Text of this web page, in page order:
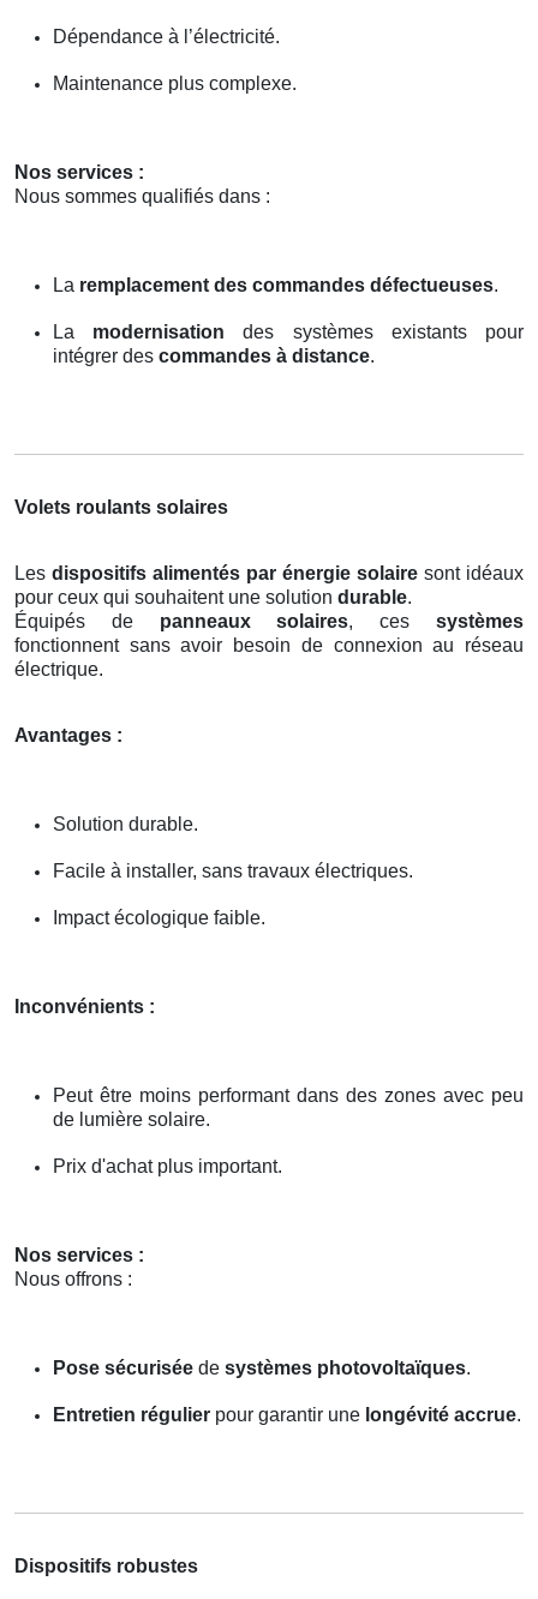
Dépendance à l’électricité.
Maintenance plus complexe.
Nos services :
Nous sommes qualifiés dans :
La remplacement des commandes défectueuses.
La modernisation des systèmes existants pour
intégrer des commandes à distance.
Volets roulants solaires
Les dispositifs alimentés par énergie solaire sont idéaux
pour ceux qui souhaitent une solution durable.
Équipés de panneaux solaires, cessystèmes
fonctionnent sans avoir besoin de connexion au réseau
électrique.
Avantages :
Solution durable.
Facile à installer, sans travaux électriques.
Impact écologique faible.
Inconvénients :
Peut être moins performant dans des zones avec peu
de lumière solaire.
Prix d'achat plus important.
Nos services :
Nous offrons :
Pose sécurisée de systèmes photovoltaïques.
Entretien régulier pour garantir une longévité accrue.
Dispositifs robustes